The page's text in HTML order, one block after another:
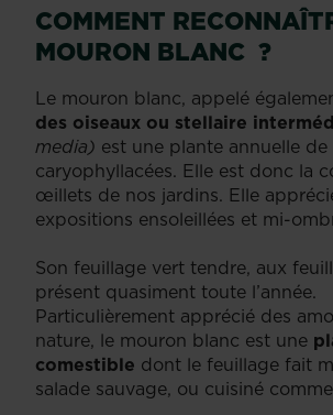
COMMENT
MOURON BLANC ?
Le mouron blanc, appelé
des oiseaux ou stellaire
media) est une plante annuelle
caryophyllacées. Elle est donc la
œillets de nos jardins. Elle
expositions ensoleillées et mi-
Son feuillage vert tendre, aux
présent quasiment toute l’année.
Particulièrement apprécié des
nature, le mouron blanc est une
comestible dont le feuillage fait
salade sauvage, ou cuisiné